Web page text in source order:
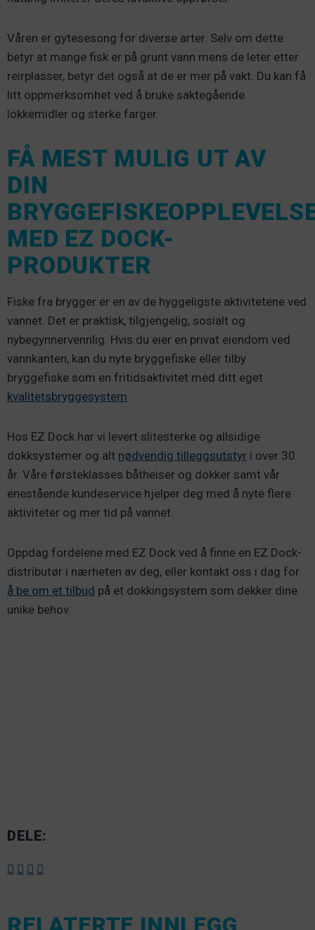
Våren er gytesesong for diverse arter. Selv om dette
betyr at mange fisk er på grunt vann mens de leter etter
reirplasser, betyr det også at de er mer på vakt. Du kan få
litt oppmerksomhet ved å bruke saktegående
lokkemidler og sterke farger.
FÅ MEST MULIG UT AV
DIN
MED EZ DOCK-
PRODUKTER
Fiske fra brygger er en av de hyggeligste aktivitetene ved
vannet. Det er praktisk, tilgjengelig, sosialt og
nybegynnervennlig. Hvis du eier en privat eiendom ved
vannkanten, kan du nyte bryggefiske eller tilby
bryggefiske som en fritidsaktivitet med ditt eget
kvalitetsbryggesystem
Hos EZ Dock har vi levert slitesterke og allsidige
dokksystemer og alt nødvendig tilleggsutstyr i over 30
år. Våre førsteklasses båtheiser og dokker samt vår
enestående kundeservice hjelper deg med å nyte flere
aktiviteter og mer tid på vannet.
Oppdag fordelene med EZ Dock ved å finne en EZ Dock-
distributør i nærheten av deg, eller kontakt oss i dag for
å be om et tilbud på et dokkingsystem som dekker dine
unike behov.
DELE: